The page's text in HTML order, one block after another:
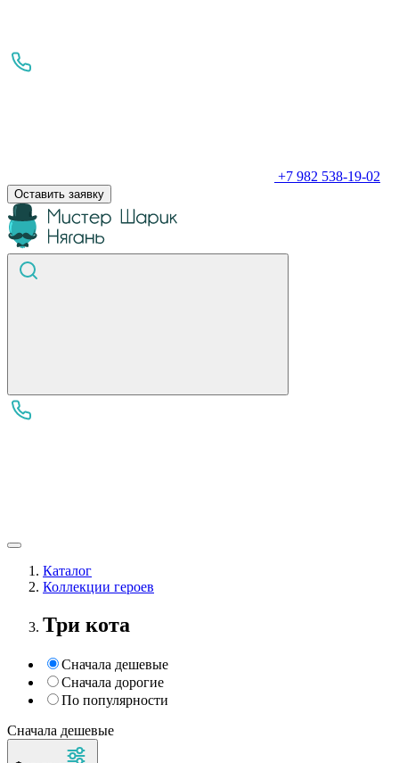
+7 982 538-19-02
Оставить заявку
Каталог
Коллекции героев
Три кота
Сначала дешевые
Сначала дорогие
По популярности
Сначала дешевые